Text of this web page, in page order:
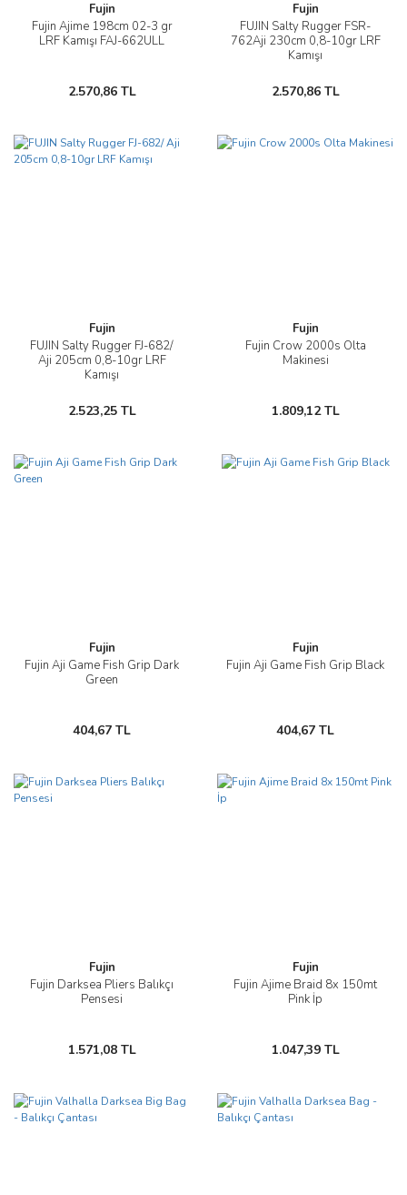
Fujin
Fujin Ajime 198cm 02-3 gr
LRF Kamışı FAJ-662ULL
2.570,86 TL
Fujin
FUJIN Salty Rugger FSR-
762Aji 230cm 0,8-10gr LRF
Kamışı
2.570,86 TL
Fujin
FUJIN Salty Rugger FJ-682/
Aji 205cm 0,8-10gr LRF
Kamışı
2.523,25 TL
Fujin
Fujin Crow 2000s Olta
Makinesi
1.809,12 TL
Fujin
Fujin Aji Game Fish Grip Dark
Green
404,67 TL
Fujin
Fujin Aji Game Fish Grip Black
404,67 TL
Fujin
Fujin Darksea Pliers Balıkçı
Pensesi
1.571,08 TL
Fujin
Fujin Ajime Braid 8x 150mt
Pink İp
1.047,39 TL